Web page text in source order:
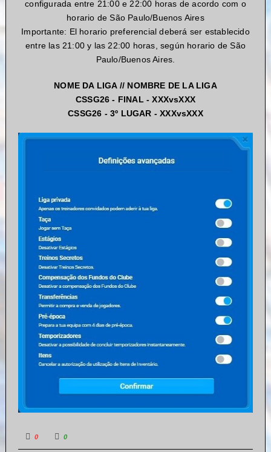
configurada entre 21:00 e 22:00 horas de acordo com o
horario de São Paulo/Buenos Aires
Importante: El horario preferencial deberá ser establecido
entre las 21:00 y las 22:00 horas, según horario de São
Paulo/Buenos Aires.
NOME DA LIGA // NOMBRE DE LA LIGA
CSSG26 - FINAL - XXXvsXXX
CSSG26 - 3º LUGAR - XXXvsXXX
0 0